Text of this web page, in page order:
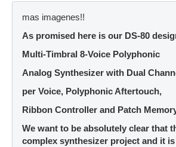
mas imagenes!!
As promised here is our DS-80
Multi-Timbral 8-Voice Polyphonic
Analog Synthesizer with Dual
per Voice, Polyphonic Aftertouch,
Ribbon Controller and Patch
We want to be absolutely clear that
complex synthesizer project and it